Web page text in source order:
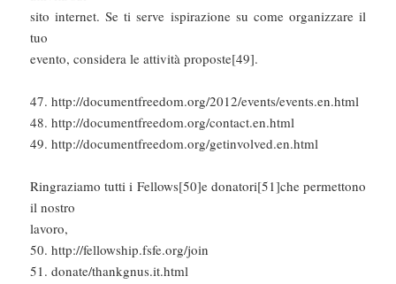
sito internet. Se ti serve ispirazione su come organizzare il
tuo
evento, considera le attività proposte[49].
47. http://documentfreedom.org/2012/events/events.en.html
48. http://documentfreedom.org/contact.en.html
49. http://documentfreedom.org/getinvolved.en.html
Ringraziamo tutti i Fellows[50]e donatori[51]che permettono
il nostro
lavoro,
50. http://fellowship.fsfe.org/join
51. donate/thankgnus.it.html